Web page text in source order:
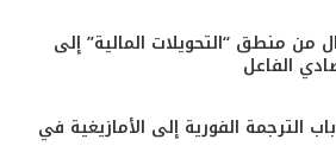
من منطق “التحويلات المالية” إلى
الفاعل
الفورية إلى الأمازيغية في